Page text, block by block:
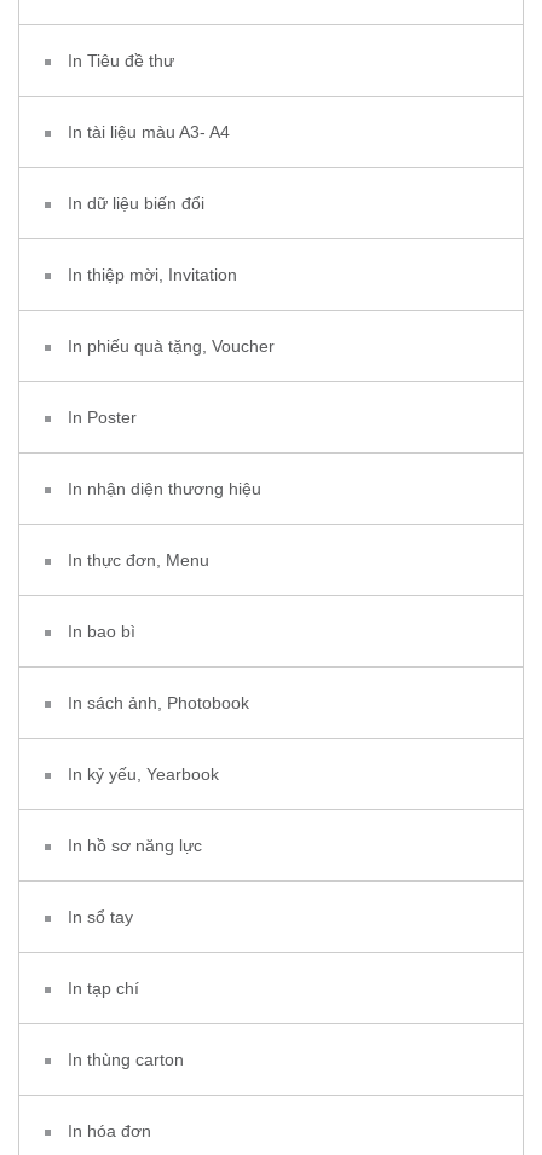
In Tiêu đề thư
In tài liệu màu A3- A4
In dữ liệu biến đổi
In thiệp mời, Invitation
In phiếu quà tặng, Voucher
In Poster
In nhận diện thương hiệu
In thực đơn, Menu
In bao bì
In sách ảnh, Photobook
In kỷ yếu, Yearbook
In hồ sơ năng lực
In sổ tay
In tạp chí
In thùng carton
In hóa đơn